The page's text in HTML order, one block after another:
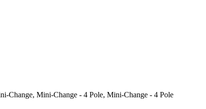
Change, Mini-Change - 4 Pole, Mini-Change - 4 Pole